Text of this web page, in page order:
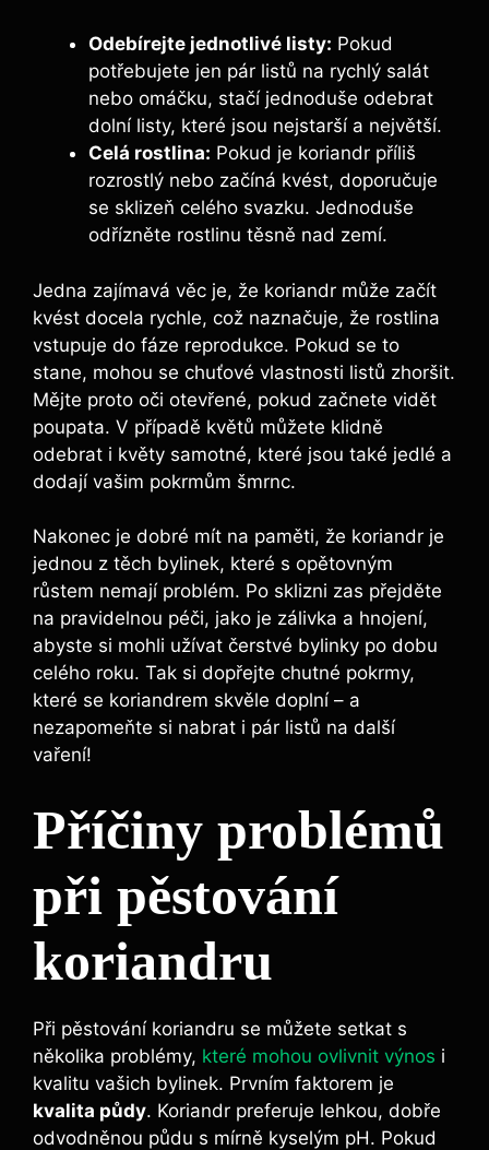
Odebírejte jednotlivé listy: Pokud
potřebujete jen pár listů na rychlý salát
nebo omáčku, stačí jednoduše odebrat
dolní listy, které jsou nejstarší a největší.
Celá rostlina: Pokud je koriandr příliš
rozrostlý nebo začíná kvést, doporučuje
se sklizeň celého svazku. Jednoduše
odřízněte rostlinu těsně nad zemí.
Jedna zajímavá věc je, že koriandr může začít
kvést docela rychle, což naznačuje, že rostlina
vstupuje do fáze reprodukce. Pokud se to
stane, mohou se chuťové vlastnosti listů zhoršit.
Mějte proto oči otevřené, pokud začnete vidět
poupata. V případě květů můžete klidně
odebrat i květy samotné, které jsou také jedlé a
dodají vašim pokrmům šmrnc.
Nakonec je dobré mít na paměti, že koriandr je
jednou z těch bylinek, které s opětovným
růstem nemají problém. Po sklizni zas přejděte
na pravidelnou péči, jako je zálivka a hnojení,
abyste si mohli užívat čerstvé bylinky po dobu
celého roku. Tak si dopřejte chutné pokrmy,
které se koriandrem skvěle doplní – a
nezapomeňte si nabrat i pár listů na další
vaření!
Příčiny problémů
při pěstování
koriandru
Při pěstování koriandru se můžete setkat s
několika problémy, které mohou ovlivnit výnos i
kvalitu vašich bylinek. Prvním faktorem je
kvalita půdy. Koriandr preferuje lehkou, dobře
odvodněnou půdu s mírně kyselým pH. Pokud